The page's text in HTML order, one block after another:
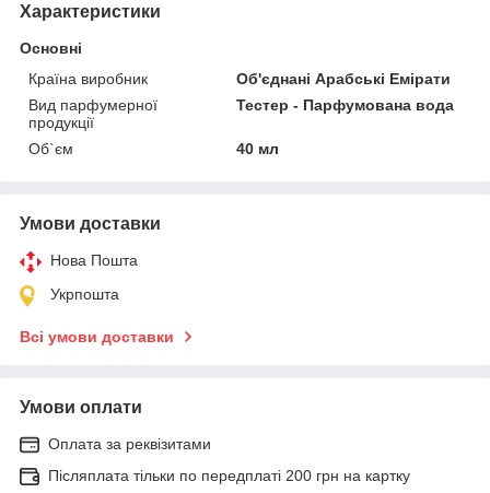
Характеристики
Основні
Країна виробник
Об'єднані Арабські Емірати
Вид парфумерної
продукції
Тестер - Парфумована вода
Об`єм 40 мл
Умови доставки
Нова Пошта
Укрпошта
Всі умови доставки
Умови оплати
Оплата за реквізитами
Післяплата тільки по передплаті 200 грн на картку